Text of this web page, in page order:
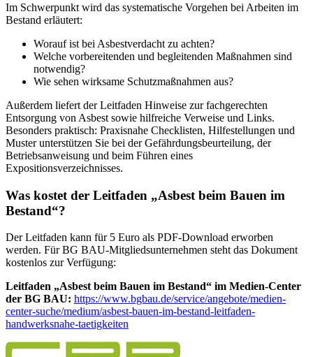
Im Schwerpunkt wird das systematische Vorgehen bei Arbeiten im
Bestand erläutert:
Worauf ist bei Asbestverdacht zu achten?
Welche vorbereitenden und begleitenden Maßnahmen sind
notwendig?
Wie sehen wirksame Schutzmaßnahmen aus?
Außerdem liefert der Leitfaden Hinweise zur fachgerechten
Entsorgung von Asbest sowie hilfreiche Verweise und Links.
Besonders praktisch: Praxisnahe Checklisten, Hilfestellungen und
Muster unterstützen Sie bei der Gefährdungsbeurteilung, der
Betriebsanweisung und beim Führen eines
Expositionsverzeichnisses.
Was kostet der Leitfaden „Asbest beim Bauen im
Bestand“?
Der Leitfaden kann für 5 Euro als PDF-Download erworben
werden. Für BG BAU-Mitgliedsunternehmen steht das Dokument
kostenlos zur Verfügung:
Leitfaden „Asbest beim Bauen im Bestand“ im Medien-Center
der BG BAU: https://www.bgbau.de/service/angebote/medien-
center-suche/medium/asbest-bauen-im-bestand-leitfaden-
handwerksnahe-taetigkeiten